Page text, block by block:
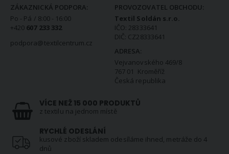
ZÁKAZNICKÁ PODPORA:
Po - Pá / 8:00 - 16:00
+420 607 233 332
podpora@textilcentrum.cz
PROVOZOVATEL OBCHODU:
Textil Soldán s.r.o.
IČO: 28333641
DIČ: CZ28333641
ADRESA:
Vejvanovského 469/8
767 01 Kroměříž
Česká republika
VÍCE NEŽ 15 000 PRODUKTŮ
z textilu na jednom místě
RYCHLÉ ODESLÁNÍ
kusové zboží skladem odesíláme ihned, metráže do 4
dnů